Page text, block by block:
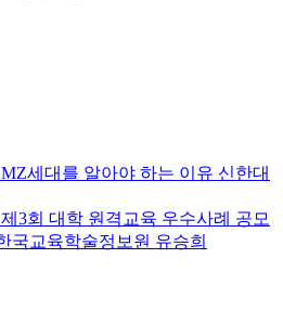
MZ세대를 알아야 하는 이유 신한대
제3회 대학 원격교육 우수사례 공모
국교육학술정보원 유승희